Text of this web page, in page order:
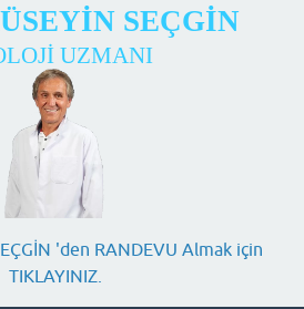
SEÇGİN
UZMANI
'den RANDEVU Almak için
TIKLAYINIZ.